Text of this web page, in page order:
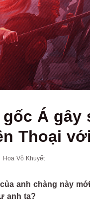
gốc Á
Thoại
Hoa Vô Khuyết
anh chàng này
anh ta?